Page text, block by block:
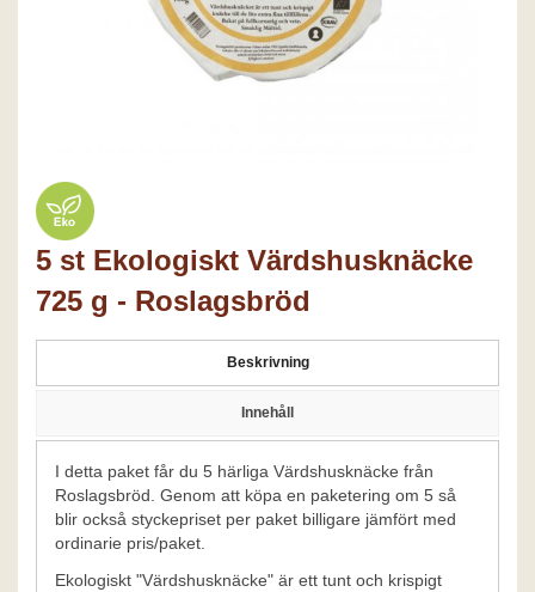
5 st Ekologiskt Värdshusknäcke
725 g - Roslagsbröd
Beskrivning
Innehåll
I detta paket får du 5 härliga Värdshusknäcke från
Roslagsbröd. Genom att köpa en paketering om 5 så
blir också styckepriset per paket billigare jämfört med
ordinarie pris/paket.
Ekologiskt "Värdshusknäcke" är ett tunt och krispigt